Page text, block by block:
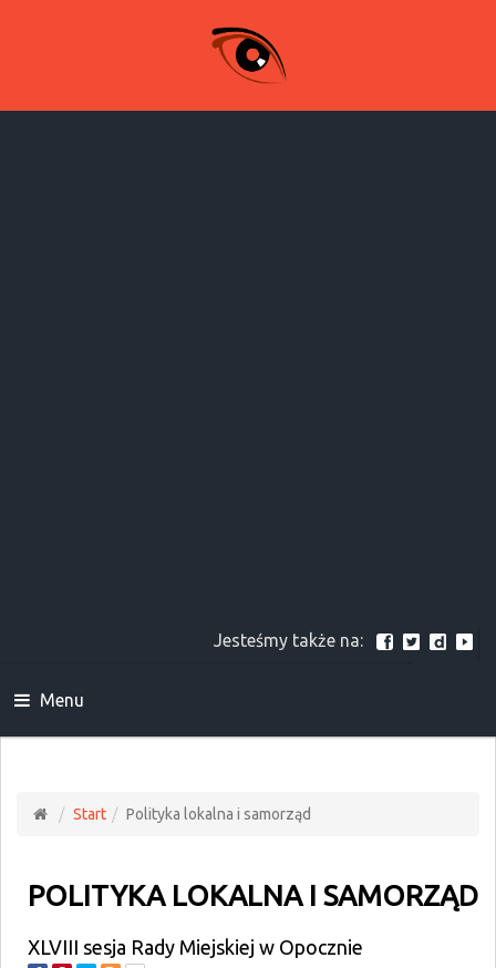
Jesteśmy także na:
Menu
Start Polityka lokalna i samorząd
POLITYKA LOKALNA I SAMORZĄD
XLVIII sesja Rady Miejskiej w Opocznie